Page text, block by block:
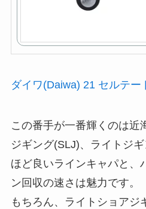
ダイワ(Daiwa) 21 セルテー
この番手が一番輝くのは近
ジギング(SLJ)、ライトジギ
ほど良いラインキャパと、
ン回収の速さは魅力です。
もちろん、ライトショアジ